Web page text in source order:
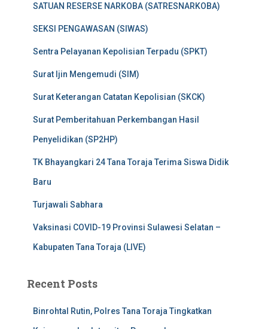
SATUAN RESERSE NARKOBA (SATRESNARKOBA)
SEKSI PENGAWASAN (SIWAS)
Sentra Pelayanan Kepolisian Terpadu (SPKT)
Surat Ijin Mengemudi (SIM)
Surat Keterangan Catatan Kepolisian (SKCK)
Surat Pemberitahuan Perkembangan Hasil
Penyelidikan (SP2HP)
TK Bhayangkari 24 Tana Toraja Terima Siswa Didik
Baru
Turjawali Sabhara
Vaksinasi COVID-19 Provinsi Sulawesi Selatan –
Kabupaten Tana Toraja (LIVE)
Recent Posts
Binrohtal Rutin, Polres Tana Toraja Tingkatkan